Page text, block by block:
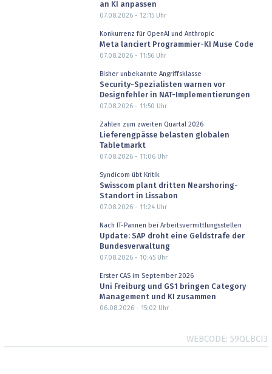
an KI anpassen
07.08.2026 - 12:15Uhr
Konkurrenz für OpenAI und Anthropic
Meta lanciert Programmier-KI Muse Code
07.08.2026 - 11:56Uhr
Bisher unbekannte Angriffsklasse
Security-Spezialisten warnen vor
Designfehler in NAT-Implementierungen
07.08.2026 - 11:50 Uhr
Zahlen zum zweiten Quartal 2026
Lieferengpässe belasten globalen
Tabletmarkt
07.08.2026 - 11:06Uhr
Syndicom übt Kritik
Swisscom plant dritten Nearshoring-
Standort in Lissabon
07.08.2026 - 11:24Uhr
Nach IT-Pannen bei Arbeitsvermittlungsstellen
Update: SAP droht eine Geldstrafe der
Bundesverwaltung
07.08.2026 - 10:45Uhr
Erster CAS im September 2026
Uni Freiburg und GS1 bringen Category
Management und KI zusammen
06.08.2026 - 15:02 Uhr
WEBCODE 59QLBCI3